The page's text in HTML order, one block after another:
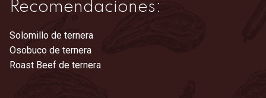
Recomendaciones:
Solomillo de ternera
Osobuco de ternera
Roast Beef de ternera